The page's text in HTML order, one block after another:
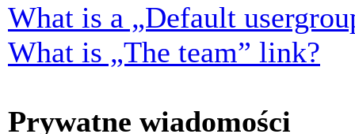
What is a „Default
What is „The team” link?
Prywatne wiadomości